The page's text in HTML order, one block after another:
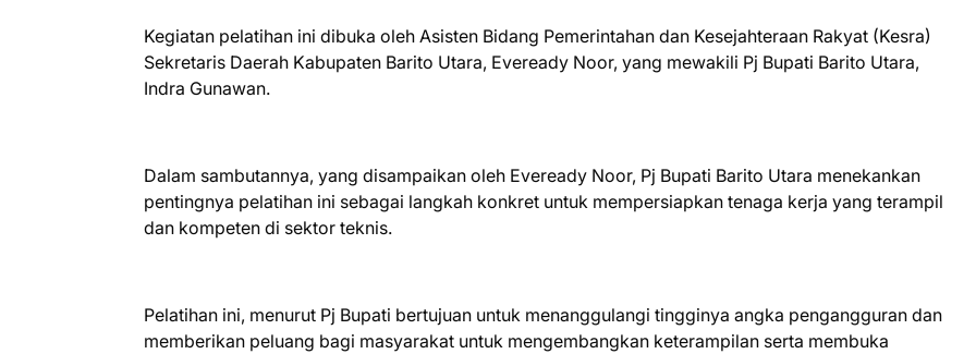
Kegiatan pelatihan ini dibuka oleh Asisten Bidang Pemerintahan dan Kesejahteraan Rakyat (Kesra)
Sekretaris Daerah Kabupaten Barito Utara, Eveready Noor, yang mewakili Pj Bupati Barito Utara,
Indra Gunawan.
Dalam sambutannya, yang disampaikan oleh Eveready Noor, Pj Bupati Barito Utara menekankan
pentingnya pelatihan ini sebagai langkah konkret untuk mempersiapkan tenaga kerja yang terampil
dan kompeten di sektor teknis.
Pelatihan ini, menurut Pj Bupati bertujuan untuk menanggulangi tingginya angka pengangguran dan
memberikan peluang bagi masyarakat untuk mengembangkan keterampilan serta membuka